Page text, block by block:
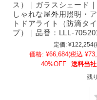
ス）｜ガラスシェード
しゃれな屋外用照明・
トドアライト（防滴タイ
プ）｜品番：LLL-
定価: ¥122,254(
価格: ¥66,684(税込
40%OFF
送料当
残